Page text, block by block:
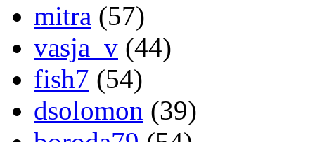
mitra (57)
vasja_v (44)
fish7 (54)
dsolomon (39)